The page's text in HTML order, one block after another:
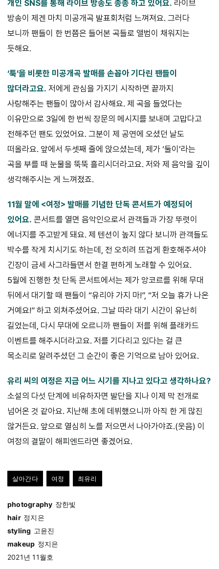
개인 SNS를 통해 라이브 방송도 종종 하고 있어요. 라이브
방송이 제겐 마치 미공개곡 발표회처럼 느껴져요. 그러다
보니까 팬들이 한 번쯤은 들어본 곡들로 앨범이 채워지는
듯해요.
‘툭’을 비롯한 미공개곡 발매를 손꼽아 기다린 팬들이
많더라고요. 저에게 관심을 가지기 시작하면 끝까지
사랑해주는 팬들이 많아서 감사해요. 제 곡을 들었다는
이유만으로 3일에 한 번씩 장문의 메시지를 보내며 고맙다고
전해주던 팬도 있었어요. 그분이 제 공연에 오셨던 날도
떠올라요. 앞에서 두셋째 줄에 앉으셨는데, 제가 ‘둘이’라는
곡을 부를 때 눈물을 뚝뚝 흘리시더라고요. 저와 제 음악을 깊이
생각해주시는 게 느껴졌죠.
11월 말에 <여정> 발매를 기념한 단독 콘서트가 예정되어
있어요. 콘서트를 열면 음악인으로서 관객들과 가장 뚜렷이
에너지를 주고받게 돼요. 제 텐션이 높지 않다 보니까 관객들도
박수를 작게 치시기도 하는데, 전 오히려 뜨겁게 환호해주셔야
긴장이 금세 사그라들면서 한결 편하게 노래할 수 있어요.
5월에 진행한 첫 단독 콘서트에서는 제가 앙코르를 위해 무대
뒤에서 대기할 때 팬들이 “유리야 가지 마!”, “저 오늘 휴가 나온
거예요!” 하고 외쳐주셨어요. 그날 따라 대기 시간이 유난히
길었는데, 다시 무대에 오르니까 팬들이 저를 위해 플래카드
이벤트를 해주시더라고요. 저를 기다리고 있다는 걸 큰
목소리로 알려주셨던 그 순간이 좋은 기억으로 남아 있어요.
유리 씨의 여정은 지금 어느 시기를 지나고 있다고 생각하나요?
소설의 다섯 단계에 비유하자면 발단을 지나 이제 막 전개로
넘어온 것 같아요. 지난해 초에 데뷔했으니까 아직 한 게 많진
않거든요. 앞으로 열심히 노를 저으면서 나아가야죠.(웃음) 이
여정의 결말이 해피엔드라면 좋겠어요.
살아간다 여정 최유리
photography 장한빛
hair 정지은
styling 고윤진
makeup 정지은
2021년 11월호